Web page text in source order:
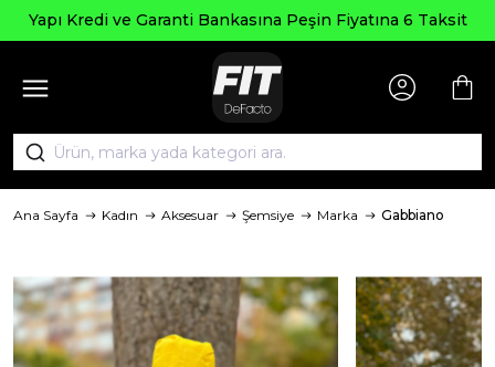
Kredi ve Garanti Bankasına Peşin Fiyatına 6 Taksit
Ana Sayfa Kadın Aksesuar Şemsiye Marka Gabbiano